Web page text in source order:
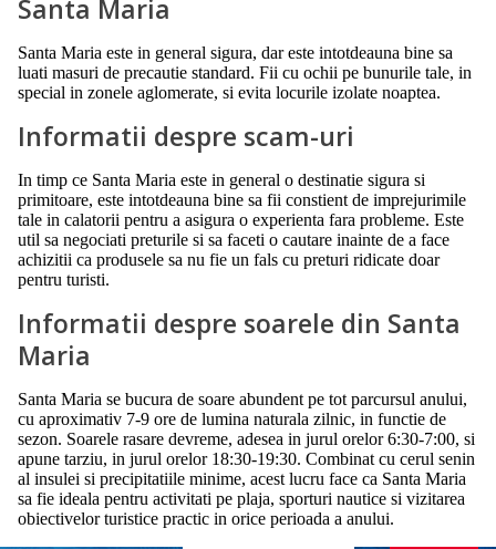
Santa Maria
Santa Maria este in general sigura, dar este intotdeauna bine sa
luati masuri de precautie standard. Fii cu ochii pe bunurile tale, in
special in zonele aglomerate, si evita locurile izolate noaptea.
Informatii despre scam-uri
In timp ce Santa Maria este in general o destinatie sigura si
primitoare, este intotdeauna bine sa fii constient de imprejurimile
tale in calatorii pentru a asigura o experienta fara probleme. Este
util sa negociati preturile si sa faceti o cautare inainte de a face
achizitii ca produsele sa nu fie un fals cu preturi ridicate doar
pentru turisti.
Informatii despre soarele din Santa
Maria
Santa Maria se bucura de soare abundent pe tot parcursul anului,
cu aproximativ 7-9 ore de lumina naturala zilnic, in functie de
sezon. Soarele rasare devreme, adesea in jurul orelor 6:30-7:00, si
apune tarziu, in jurul orelor 18:30-19:30. Combinat cu cerul senin
al insulei si precipitatiile minime, acest lucru face ca Santa Maria
sa fie ideala pentru activitati pe plaja, sporturi nautice si vizitarea
obiectivelor turistice practic in orice perioada a anului.